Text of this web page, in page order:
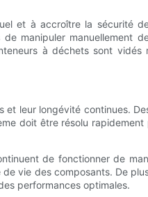
et à accroître la sécurité
manipuler manuellement
à déchets sont vidés
leur longévité continues.
doit être résolu
de fonctionner de
vie des composants. De
performances optimales.